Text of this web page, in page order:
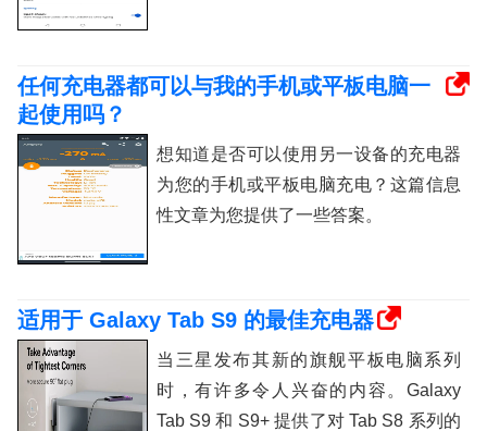
任何充电器都可以与我的手机或平板电脑一
起使用吗？
想知道是否可以使用另一设备的充电器
为您的手机或平板电脑充电？这篇信息
性文章为您提供了一些答案。
适用于 Galaxy Tab S9 的最佳充电器
当三星发布其新的旗舰平板电脑系列
时，有许多令人兴奋的内容。Galaxy
Tab S9 和 S9+ 提供了对 Tab S8 系列的